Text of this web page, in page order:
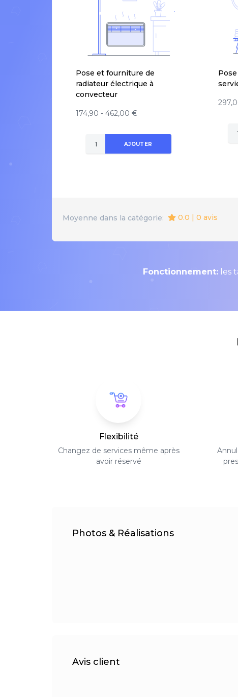
Pose et fourniture de
radiateur électrique à
convecteur
174,90 - 462,00 €
AJOUTER
Moyenne dans la catégorie: 0.0 | 0 avis
Fonctionnement:les
Flexibilité
Changez de services même après
avoir réservé
Photos & Réalisations
Avis client